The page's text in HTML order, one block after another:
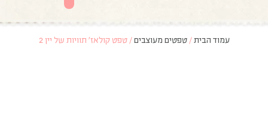
עמוד הבית/טפטים מעוצבים/ טפט קולאז׳ תוויות של יין 2